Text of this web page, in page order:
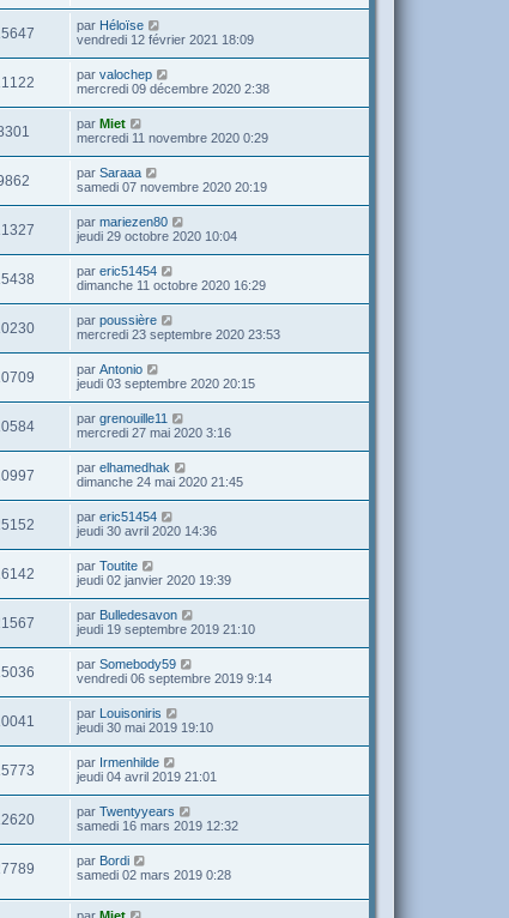
par Héloïse
vendredi 12 février 2021 18:09
par valochep
mercredi 09 décembre 2020 2:38
par Miet
mercredi 11 novembre 2020 0:29
par Saraaa
samedi 07 novembre 2020 20:19
par mariezen80
jeudi 29 octobre 2020 10:04
par eric51454
dimanche 11 octobre 2020 16:29
par poussière
mercredi 23 septembre 2020 23:53
par Antonio
jeudi 03 septembre 2020 20:15
par grenouille11
mercredi 27 mai 2020 3:16
par elhamedhak
dimanche 24 mai 2020 21:45
par eric51454
jeudi 30 avril 2020 14:36
par Toutite
jeudi 02 janvier 2020 19:39
par Bulledesavon
jeudi 19 septembre 2019 21:10
par Somebody59
vendredi 06 septembre 2019 9:14
par Louisoniris
jeudi 30 mai 2019 19:10
par Irmenhilde
jeudi 04 avril 2019 21:01
par Twentyyears
samedi 16 mars 2019 12:32
par Bordi
samedi 02 mars 2019 0:28